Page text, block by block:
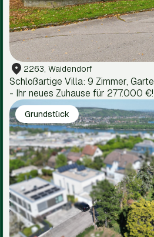
2263, Waidendorf
Schloßartige Villa: 9 Zimmer,
- Ihr neues Zuhause für 277.000 €!
Grundstück